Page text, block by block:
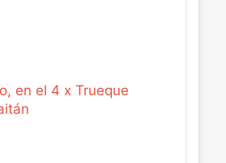
en el 4 x Trueque